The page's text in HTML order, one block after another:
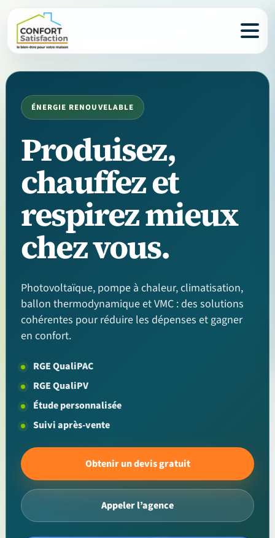
ÉNERGIE RENOUVELABLE
Produisez,
chauffez et
respirez mieux
chez vous.
Photovoltaïque, pompe à chaleur, climatisation,
ballon thermodynamique et VMC : des solutions
cohérentes pour réduire les dépenses et gagner
en confort.
RGE QualiPAC
RGE QualiPV
Étude personnalisée
Suivi après-vente
Obtenir un devis gratuit
Appeler l’agence